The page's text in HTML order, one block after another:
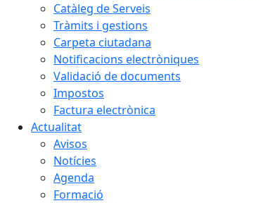
Catàleg de Serveis
Tràmits i gestions
Carpeta ciutadana
Notificacions electròniques
Validació de documents
Impostos
Factura electrònica
Actualitat
Avisos
Notícies
Agenda
Formació